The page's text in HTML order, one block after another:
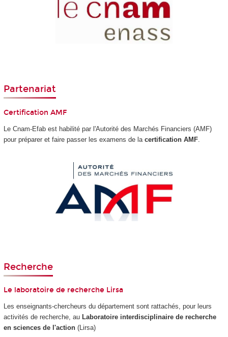
Partenariat
Certification AMF
Le Cnam-Efab est habilité par l'Autorité des Marchés Financiers (AMF)
pour préparer et faire passer les examens de la certification AMF.
Recherche
Le laboratoire de recherche Lirsa
Les enseignants-chercheurs du département sont rattachés, pour leurs
activités de recherche, au Laboratoire interdisciplinaire de recherche
en sciences de l'action(Lirsa)